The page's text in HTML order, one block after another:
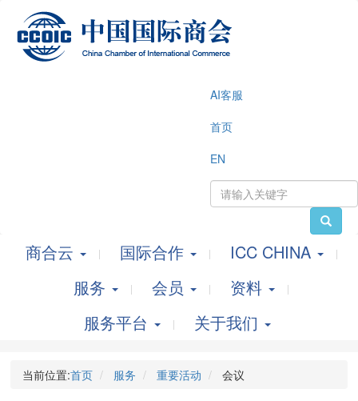
AI客服
首页
EN
商合云 国际合作
ICC CHINA
服务
会员
资料
服务平台
关于我们
当前位置:首页 服务 重要活动 会议